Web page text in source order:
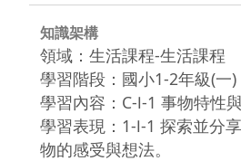
知識架構
領域：生活課程-生活課程
學習階段：國小1-2年級(一)
學習內容：C-Ⅰ-1 事物特性
學習表現：1-Ⅰ-1 探索並分
物的感受與想法。